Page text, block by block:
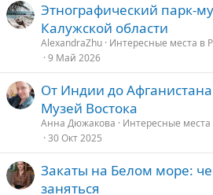
Этнографический парк-
Калужской области
AlexandraZhu Интересные места в
9 Май 2026
От Индии до Афганистана
Музей Востока
Анна Дюжакова
Интересные места
30 Окт 2025
Закаты на Белом море:
заняться